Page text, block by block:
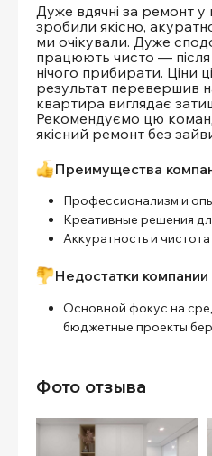
Дуже вдячні за ремонт у
зробили якісно,
ми очікували. Дуже
працюють чисто — після
нічого прибирати. Ціни
результат перевершив
квартира виглядає
Рекомендуємо цю
якісний ремонт без
Преимущества
Профессионализм и
Креативные решения
Аккуратность и
Недостатки компании
Основной фокус на
бюджетные проекты
Фото отзыва